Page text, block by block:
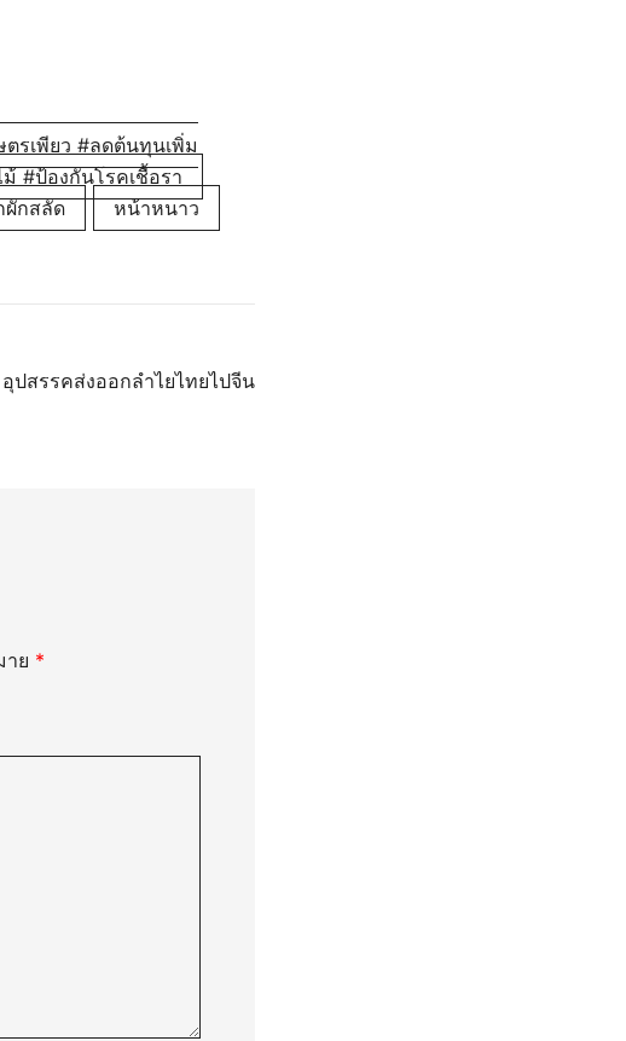
ตรเพียว #ลดต้นทุนเพิ่ม
#ป้องกันโรคเชื้อรา
ผักสลัด
หน้าหนาว
อุปสรรคส่งออกลำไยไทยไปจีน
าย *